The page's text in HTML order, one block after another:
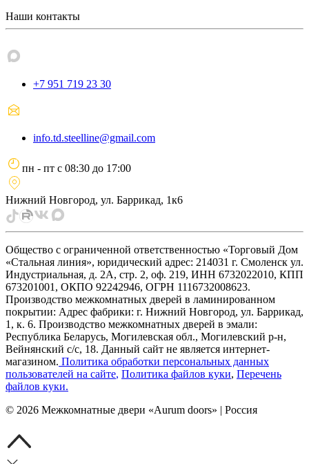
Наши контакты
+7 951 719 23 30
info.td.steelline@gmail.com
пн - пт с 08:30 до 17:00
Нижний Новгород, ул. Баррикад, 1к6
Общество с ограниченной ответственностью «Торговый Дом
«Стальная линия», юридический адрес: 214031 г. Смоленск ул.
Индустриальная, д. 2А, стр. 2, оф. 219, ИНН 6732022010, КПП
673201001, ОКПО 92242946, ОГРН 1116732008623.
Производство межкомнатных дверей в ламинированном
покрытии: Адрес фабрики: г. Нижний Новгород, ул. Баррикад,
1, к. 6. Производство межкомнатных дверей в эмали:
Республика Беларусь, Могилевская обл., Могилевский р-н,
Вейнянский с/с, 18. Данный сайт не является интернет-
магазином. Политика обработки персональных данных
пользователей на сайте, Политика файлов куки, Перечень
файлов куки.
© 2026 Межкомнатные двери «Aurum doors» | Россия